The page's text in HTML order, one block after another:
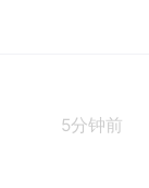
5分钟前